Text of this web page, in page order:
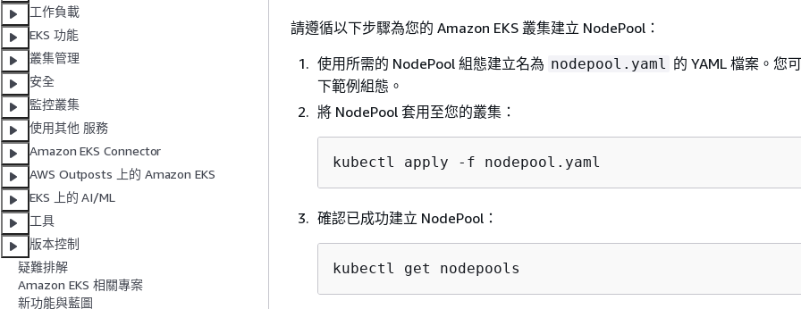
工作負載
EKS 功能
叢集管理
安全
監控叢集
使用其他 服務
Amazon EKS Connector
AWS Outposts 上的 Amazon EKS
EKS 上的 AI/ML
工具
版本控制
疑難排解
Amazon EKS 相關專案
新功能與藍圖
請遵循以下步驟為您的 Amazon EKS 叢集建立 NodePool：
使用所需的 NodePool 組態建立名為 nodepool.yaml
的 YAML 檔案。您
下範例組態。
將 NodePool 套用至您的叢集：
kubectl apply -f nodepool.yaml
確認已成功建立 NodePool：
kubectl get nodepools